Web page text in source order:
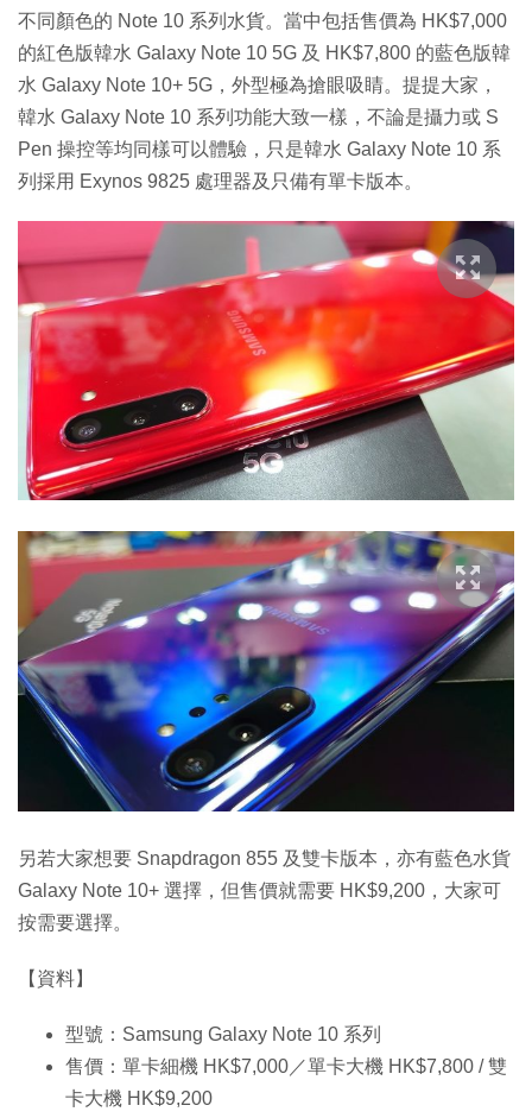
不同顏色的 Note 10 系列水貨。當中包括售價為 HK$7,000
的紅色版韓水 Galaxy Note 10 5G 及 HK$7,800 的藍色版韓
水 Galaxy Note 10+ 5G，外型極為搶眼吸睛。提提大家，
韓水 Galaxy Note 10 系列功能大致一樣，不論是攝力或 S
Pen 操控等均同樣可以體驗，只是韓水 Galaxy Note 10 系
列採用 Exynos 9825 處理器及只備有單卡版本。
另若大家想要 Snapdragon 855 及雙卡版本，亦有藍色水貨
Galaxy Note 10+ 選擇，但售價就需要 HK$9,200，大家可
按需要選擇。
【資料】
型號：Samsung Galaxy Note 10 系列
售價：單卡細機 HK$7,000／單卡大機 HK$7,800 / 雙
卡大機 HK$9,200